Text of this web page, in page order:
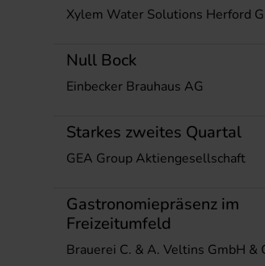
Xylem Water Solutions Herford
Null Bock
Einbecker Brauhaus AG
Starkes zweites Quartal
GEA Group Aktiengesellschaft
Gastronomiepräsenz im
Freizeitumfeld
Brauerei C. & A. Veltins GmbH &